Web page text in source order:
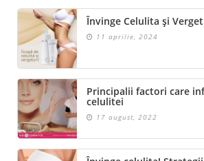
Învinge Celulita și
11 aprilie, 2024
Principalii factori care
celulitei
17 august, 2022